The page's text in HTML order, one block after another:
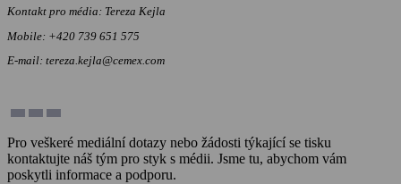
Kontakt pro média: Tereza Kejla
Mobile: +420 739 651 575
E-mail: tereza.kejla@cemex.com
Pro veškeré mediální dotazy nebo žádosti týkající se tisku
kontaktujte náš tým pro styk s médii. Jsme tu, abychom vám
poskytli informace a podporu.